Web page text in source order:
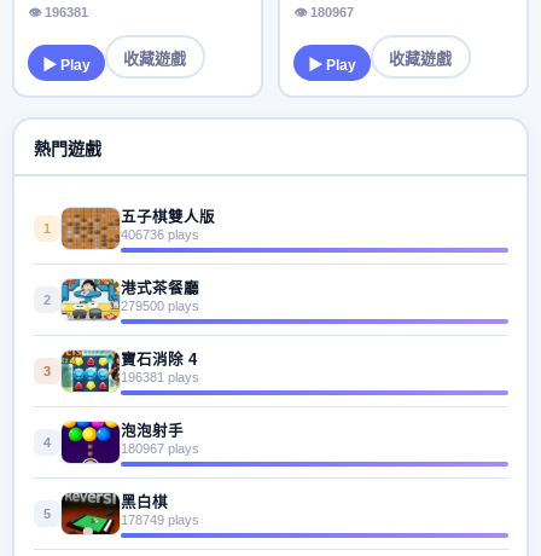
👁 196381
▶ Play 收藏遊戲
👁 180967
▶ Play 收藏遊戲
熱門遊戲
1
五子棋雙人版
406736 plays
2
港式茶餐廳
279500 plays
3
寶石消除 4
196381 plays
4
泡泡射手
180967 plays
5
黑白棋
178749 plays